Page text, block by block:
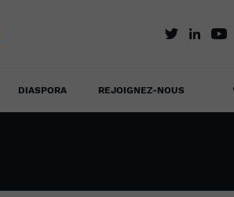
DIASPORA REJOIGNEZ-NOUS